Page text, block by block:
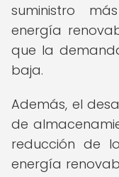
suministro
energía
que la
baja.
Además, el
de
reducción de
energía